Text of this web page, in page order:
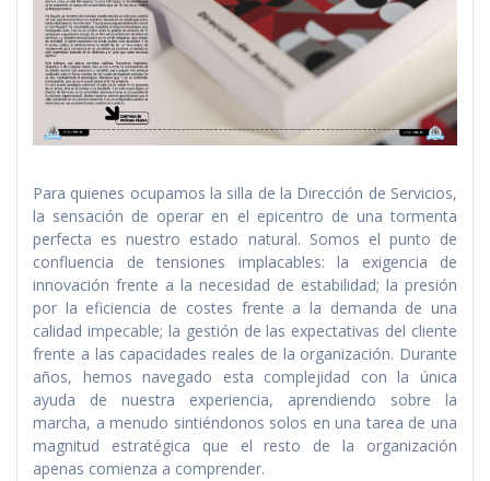
Para quienes ocupamos la silla de la Dirección de Servicios,
la sensación de operar en el epicentro de una tormenta
perfecta es nuestro estado natural. Somos el punto de
confluencia de tensiones implacables: la exigencia de
innovación frente a la necesidad de estabilidad; la presión
por la eficiencia de costes frente a la demanda de una
calidad impecable; la gestión de las expectativas del cliente
frente a las capacidades reales de la organización. Durante
años, hemos navegado esta complejidad con la única
ayuda de nuestra experiencia, aprendiendo sobre la
marcha, a menudo sintiéndonos solos en una tarea de una
magnitud estratégica que el resto de la organización
apenas comienza a comprender.